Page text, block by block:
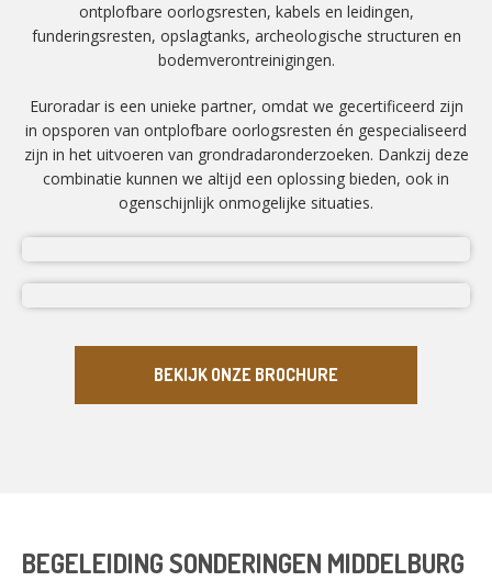
ontplofbare oorlogsresten, kabels en leidingen,
funderingsresten, opslagtanks, archeologische structuren en
bodemverontreinigingen.
Euroradar is een unieke partner, omdat we gecertificeerd zijn
in opsporen van ontplofbare oorlogsresten én gespecialiseerd
zijn in het uitvoeren van grondradaronderzoeken. Dankzij deze
combinatie kunnen we altijd een oplossing bieden, ook in
ogenschijnlijk onmogelijke situaties.
BEKIJK ONZE BROCHURE
BEGELEIDING SONDERINGEN MIDDELBURG